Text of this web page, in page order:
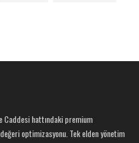
Caddesi hattındaki premium
optimizasyonu. Tek elden yönetim